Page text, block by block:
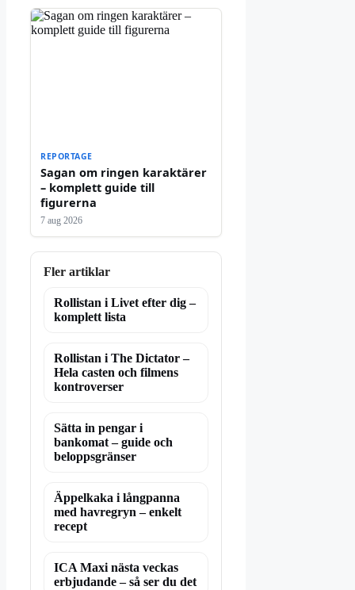
REPORTAGE
Sagan om ringen karaktärer
– komplett guide till
figurerna
7 aug 2026
Fler artiklar
Rollistan i Livet efter dig –
komplett lista
Rollistan i The Dictator –
Hela casten och filmens
kontroverser
Sätta in pengar i
bankomat – guide och
beloppsgränser
Äppelkaka i långpanna
med havregryn – enkelt
recept
ICA Maxi nästa veckas
erbjudande – så ser du det